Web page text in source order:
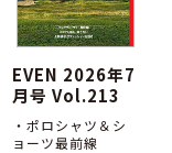
EVEN 2026年7
月号 Vol.213
・ポロシャツ＆シ
ョーツ最前線